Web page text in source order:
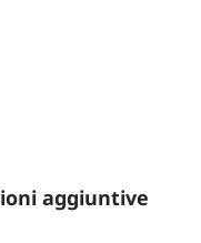
aggiuntive